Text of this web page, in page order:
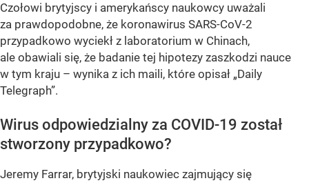
Czołowi brytyjscy i amerykańscy naukowcy uważali
za prawdopodobne, że koronawirus SARS-CoV-2
przypadkowo wyciekł z laboratorium w Chinach,
ale obawiali się, że badanie tej hipotezy zaszkodzi nauce
w tym kraju – wynika z ich maili, które opisał „Daily
Telegraph”.
Wirus odpowiedzialny za COVID-19 został
stworzony przypadkowo?
Jeremy Farrar, brytyjski naukowiec zajmujący się